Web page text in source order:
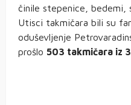
činile stepenice, bedemi,
Utisci takmičara bili su
oduševljenje
prošlo 503 takmičara iz